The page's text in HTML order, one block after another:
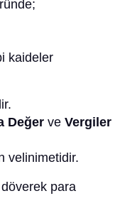
kaideler
Değer ve Vergiler
velinimetidir.
para